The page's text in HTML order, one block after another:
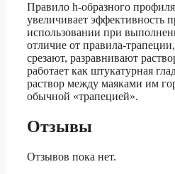
Правило h-образного
увеличивает эффективность
использовании при
отличие от правила-
срезают, разравнивают
работает как штукатурная
раствор между маяками им
обычной «трапецией».
Отзывы
Отзывов пока нет.